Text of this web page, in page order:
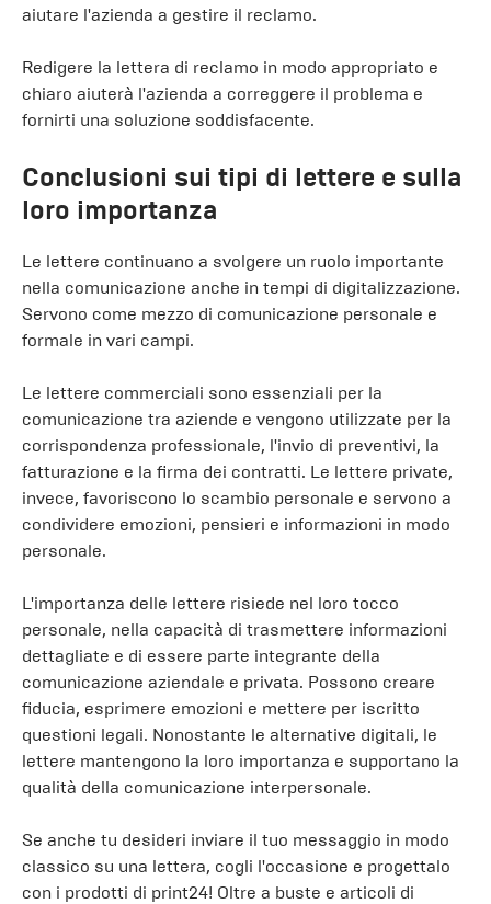
aiutare l'azienda a gestire il reclamo.
Redigere la lettera di reclamo in modo appropriato e
chiaro aiuterà l'azienda a correggere il problema e
fornirti una soluzione soddisfacente.
Conclusioni sui tipi di lettere e sulla
loro importanza
Le lettere continuano a svolgere un ruolo importante
nella comunicazione anche in tempi di digitalizzazione.
Servono come mezzo di comunicazione personale e
formale in vari campi.
Le lettere commerciali sono essenziali per la
comunicazione tra aziende e vengono utilizzate per la
corrispondenza professionale, l'invio di preventivi, la
fatturazione e la firma dei contratti. Le lettere private,
invece, favoriscono lo scambio personale e servono a
condividere emozioni, pensieri e informazioni in modo
personale.
L'importanza delle lettere risiede nel loro tocco
personale, nella capacità di trasmettere informazioni
dettagliate e di essere parte integrante della
comunicazione aziendale e privata. Possono creare
fiducia, esprimere emozioni e mettere per iscritto
questioni legali. Nonostante le alternative digitali, le
lettere mantengono la loro importanza e supportano la
qualità della comunicazione interpersonale.
Se anche tu desideri inviare il tuo messaggio in modo
classico su una lettera, cogli l'occasione e progettalo
con i prodotti di print24! Oltre a buste e articoli di